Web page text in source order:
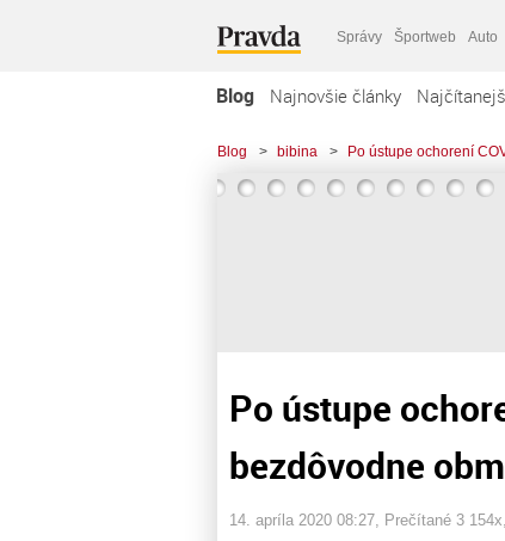
Správy Športweb Auto
Blog Najnovšie články
Blog > bibina > Po ústupe ochorení
Po ústupe
bezdôvodne
14. apríla 2020 08:27 , Prečítané 3 154x,